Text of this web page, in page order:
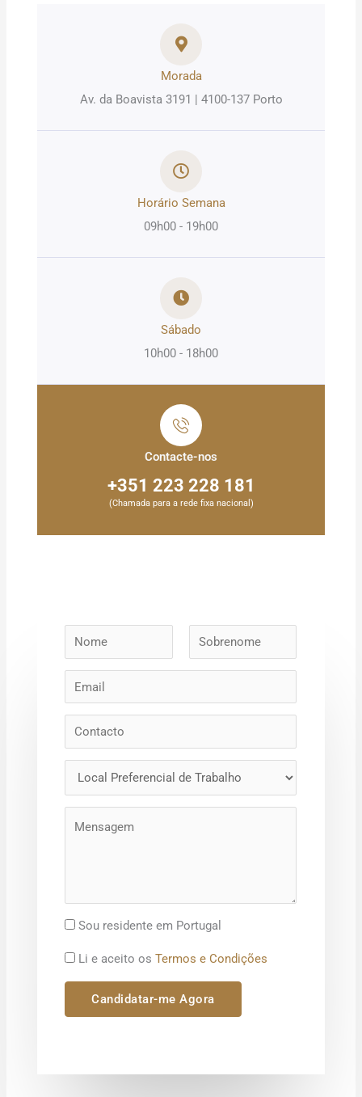
Morada
Av. da Boavista 3191 | 4100-137 Porto
Horário Semana
09h00 - 19h00
Sábado
10h00 - 18h00
Contacte-nos
+351 223 228 181
(Chamada para a rede fixa nacional)
Sou residente em Portugal
Li e aceito osTermos e Condições
Candidatar-me Agora